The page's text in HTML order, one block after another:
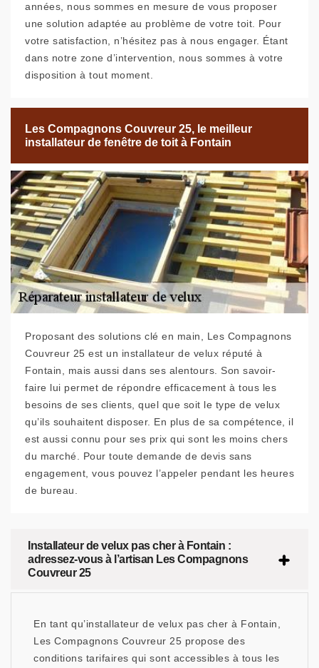
années, nous sommes en mesure de vous proposer
une solution adaptée au problème de votre toit. Pour
votre satisfaction, n’hésitez pas à nous engager. Étant
dans notre zone d’intervention, nous sommes à votre
disposition à tout moment.
Les Compagnons Couvreur 25, le meilleur
installateur de fenêtre de toit à Fontain
Proposant des solutions clé en main, Les Compagnons
Couvreur 25 est un installateur de velux réputé à
Fontain, mais aussi dans ses alentours. Son savoir-
faire lui permet de répondre efficacement à tous les
besoins de ses clients, quel que soit le type de velux
qu’ils souhaitent disposer. En plus de sa compétence, il
est aussi connu pour ses prix qui sont les moins chers
du marché. Pour toute demande de devis sans
engagement, vous pouvez l’appeler pendant les heures
de bureau.
Installateur de velux pas cher à Fontain :
adressez-vous à l’artisan Les Compagnons
Couvreur 25
En tant qu’installateur de velux pas cher à Fontain,
Les Compagnons Couvreur 25 propose des
conditions tarifaires qui sont accessibles à tous les